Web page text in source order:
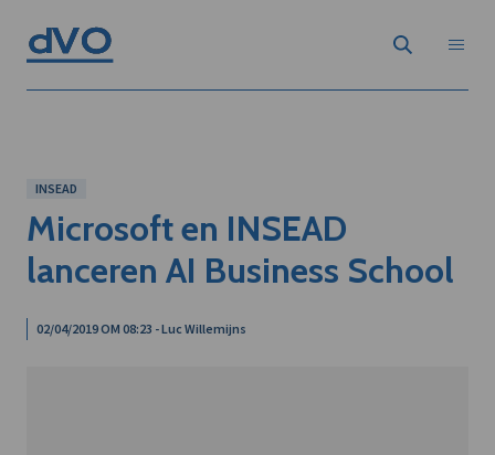
INSEAD
Microsoft en INSEAD
lanceren AI Business School
02/04/2019 OM 08:23 - Luc Willemijns